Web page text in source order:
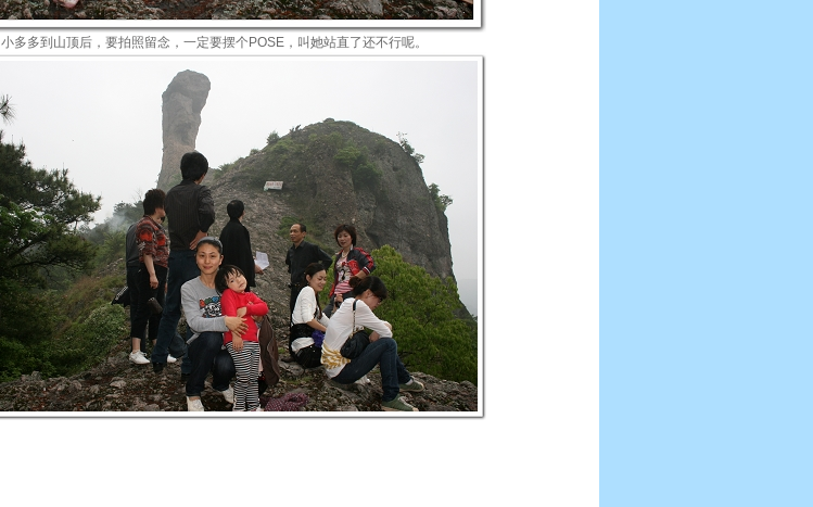
小多多到山顶后，要拍照留念，一定要摆个POSE，叫她站直了还不行呢。